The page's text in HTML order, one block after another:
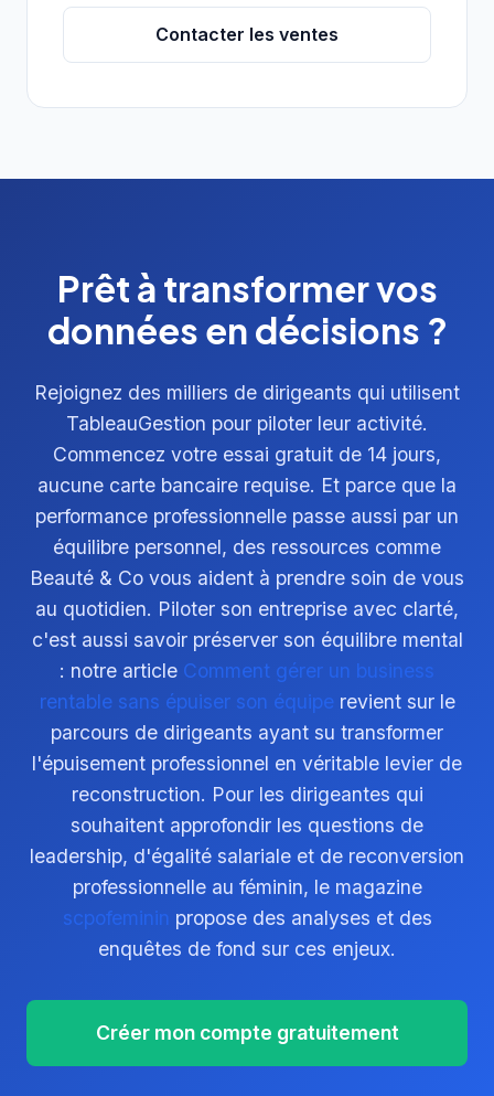
Contacter les ventes
Prêt à transformer vos
données en décisions ?
Rejoignez des milliers de dirigeants qui utilisent
TableauGestion pour piloter leur activité.
Commencez votre essai gratuit de 14 jours,
aucune carte bancaire requise. Et parce que la
performance professionnelle passe aussi par un
équilibre personnel, des ressources comme
Beauté & Co vous aident à prendre soin de vous
au quotidien. Piloter son entreprise avec clarté,
c'est aussi savoir préserver son équilibre mental
: notre article Comment gérer un business
rentable sans épuiser son équipe revient sur le
parcours de dirigeants ayant su transformer
l'épuisement professionnel en véritable levier de
reconstruction. Pour les dirigeantes qui
souhaitent approfondir les questions de
leadership, d'égalité salariale et de reconversion
professionnelle au féminin, le magazine
scpofeminin propose des analyses et des
enquêtes de fond sur ces enjeux.
Créer mon compte gratuitement